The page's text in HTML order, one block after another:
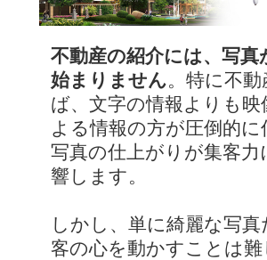
不動産の紹介には、写真
始まりません。特に不
ば、文字の情報よりも映
よる情報の方が圧倒的に
写真の仕上がりが集客力
響します。
しかし、単に綺麗な写
客の心を動かすことは難